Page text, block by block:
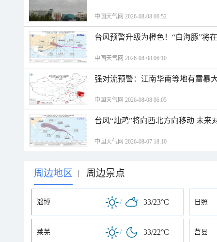
中国天气网 2026-08-08 06:52
台风预警升级为橙色！“白海豚”将
中国天气网 2026-08-08 06:10
强对流预警：江南华南等地有雷暴
中国天气网 2026-08-08 06:05
台风“灿鸿”将向西北方向移动 未来
中国天气网 2026-08-07 18:10
周边地区 | 周边景点
淄博 / 33/23°C 日照
莱芜 / 33/22°C 莒县